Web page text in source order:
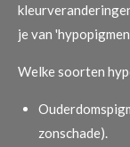
je van
Welke soorten
zonschade).